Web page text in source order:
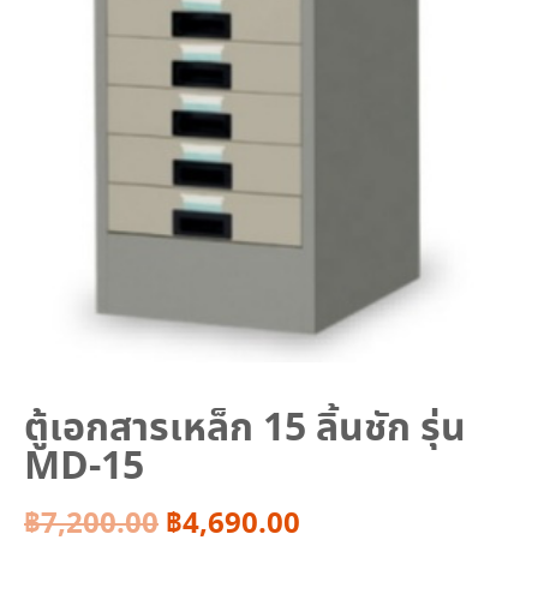
ตู้เอกสารเหล็ก 15 ลิ้นชัก รุ่น
MD-15
฿7,200.00Original
฿4,690.00